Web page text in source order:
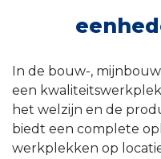
In de bouw-,
een
het welzijn en de
biedt een complete
werkplekken op